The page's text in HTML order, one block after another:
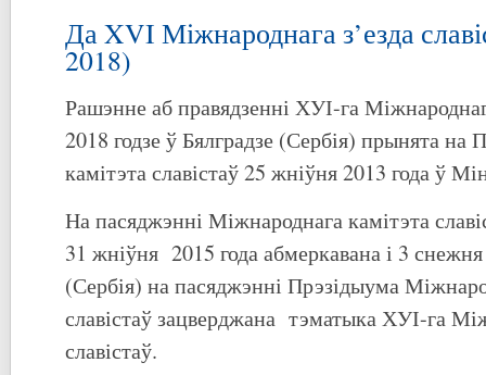
Да XVI Міжнароднага з’езда
2018)
Рашэнне аб правядзенні ХУІ-га
2018 годзе ў Бялградзе (Сербія) прынята
камітэта славістаў 25 жніўня 2013 года ў
На пасяджэнні Міжнароднага камітэта
31 жніўня 2015 года абмеркавана і 3 снежня
(Сербія) на пасяджэнні Прэзідыума
славістаў зацверджана тэматыка ХУІ-га
славістаў.